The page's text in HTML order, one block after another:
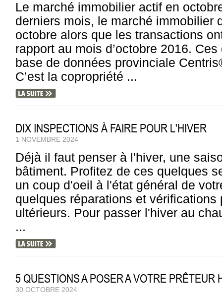
Le marché immobilier actif en
derniers mois, le marché immobilier
octobre alors que les transactions
rapport au mois d’octobre 2016.
base de données provinciale
C’est la copropriété ...
DIX INSPECTIONS À FAIRE POUR L'HIVER
1 NOVEMBRE 2024
Déjà il faut penser à l'hiver, une
bâtiment. Profitez de ces quelques
un coup d'oeil à l'état général de
quelques réparations et
ultérieurs. Pour passer l'hiver au
...
5 QUESTIONS A POSER A VOTRE PRÊTEUR
30 OCTOBRE 2024